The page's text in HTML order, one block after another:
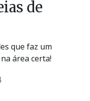
de
que faz um
área certa!